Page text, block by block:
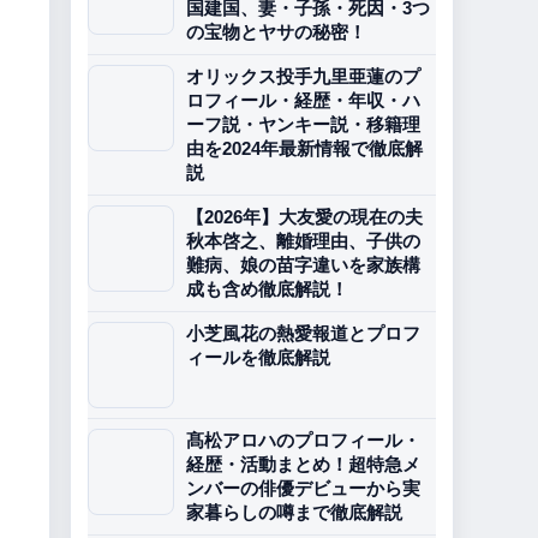
国建国、妻・子孫・死因・3つ
の宝物とヤサの秘密！
オリックス投手九里亜蓮のプ
ロフィール・経歴・年収・ハ
ーフ説・ヤンキー説・移籍理
由を2024年最新情報で徹底解
説
【2026年】大友愛の現在の夫
秋本啓之、離婚理由、子供の
難病、娘の苗字違いを家族構
成も含め徹底解説！
小芝風花の熱愛報道とプロフ
ィールを徹底解説
髙松アロハのプロフィール・
経歴・活動まとめ！超特急メ
ンバーの俳優デビューから実
家暮らしの噂まで徹底解説